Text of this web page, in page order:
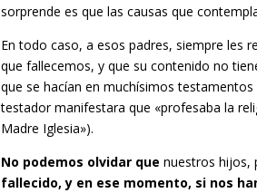
sorprende es que las causas que
En todo caso, a esos padres, siempre les
que fallecemos, y que su contenido no
que se hacían en muchísimos
testador manifestara que «profesaba la
Madre Iglesia»).
No podemos olvidar que nuestros hijos,
fallecido, y en ese momento, si nos